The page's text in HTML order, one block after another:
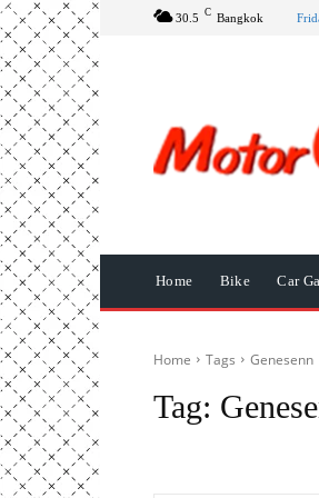
30.5 C Bangkok
Home Bike Car
Home Tags Genesenn
Tag: